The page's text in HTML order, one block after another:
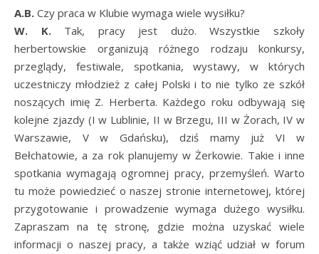
A.B. Czy praca w Klubie wymaga wiele wysiłku?
W. K.Tak, pracy jest dużo. Wszystkie szkoły
herbertowskie organizują różnego rodzaju konkursy,
przeglądy, festiwale, spotkania, wystawy, w których
uczestniczy młodzież z całej Polski i to nie tylko ze szkół
noszących imię Z. Herberta. Każdego roku odbywają się
kolejne zjazdy (I w Lublinie, II w Brzegu, III w Żorach, IV w
Warszawie, V w Gdańsku), dziś mamy już VI w
Bełchatowie, a za rok planujemy w Żerkowie. Takie i inne
spotkania wymagają ogromnej pracy, przemyśleń. Warto
tu może powiedzieć o naszej stronie internetowej, której
przygotowanie i prowadzenie wymaga dużego wysiłku.
Zapraszam na tę stronę, gdzie można uzyskać wiele
informacji o naszej pracy, a także wziąć udział w forum